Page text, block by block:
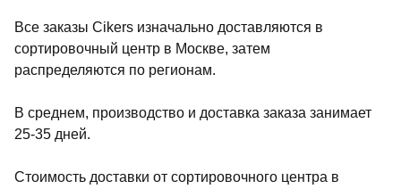
Все заказы Cikers изначально доставляются в
сортировочный центр в Москве, затем
распределяются по регионам.
В среднем, производство и доставка заказа занимает
25-35 дней.
Стоимость доставки от сортировочного центра в